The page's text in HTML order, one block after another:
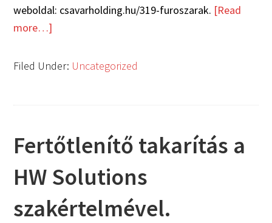
weboldal: csavarholding.hu/319-furoszarak. [Read
more…]
Filed Under: Uncategorized
Fertőtlenítő takarítás a
HW Solutions
szakértelmével.